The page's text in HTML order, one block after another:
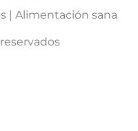
| Alimentación sana